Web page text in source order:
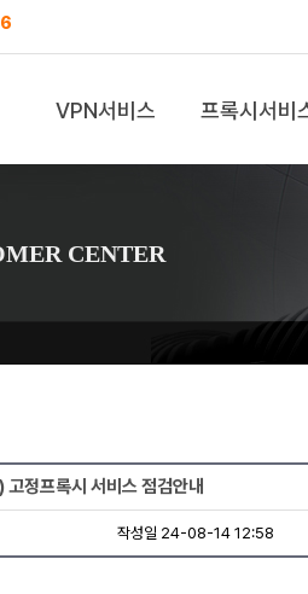
VPN서비스 프록시서비
CENTER
정프록시 서비스 점검안내
작성일 24-08-14 12:58